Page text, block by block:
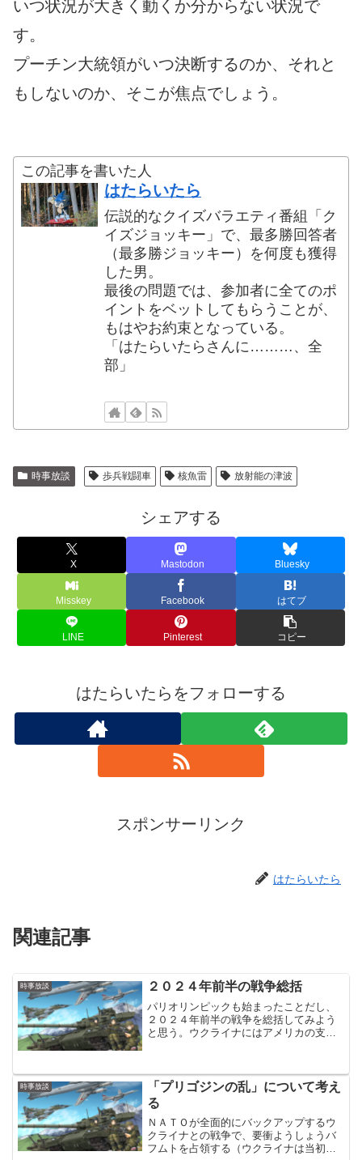
いつ状況が大きく動くか分からない状況で
す。
プーチン大統領がいつ決断するのか、それと
もしないのか、そこが焦点でしょう。
この記事を書いた人
はたらいたら
伝説的なクイズバラエティ番組「ク
イズジョッキー」で、最多勝回答者
（最多勝ジョッキー）を何度も獲得
した男。
最後の問題では、参加者に全てのポ
イントをベットしてもらうことが、
もはやお約束となっている。
「はたらいたらさんに………、全
部」
時事放談 歩兵戦闘車 核魚雷 放射能の津波
シェアする
X Mastodon Bluesky
Misskey Facebook はてブ
LINE Pinterest コピー
はたらいたらをフォローする
スポンサーリンク
はたらいたら
関連記事
時事放談 ２０２４年前半の戦争総括
パリオリンピックも始まったことだし、
２０２４年前半の戦争を総括してみよう
と思う。ウクライナにはアメリカの支援
まウクライナ軍のゆるやか...
時事放談
「プリゴジンの乱」について考え
る
ＮＡＴＯが全面的にバックアップするウ
クライナとの戦争で、要衝ようしょうバ
フムトを占領する（ウクライナは当初は